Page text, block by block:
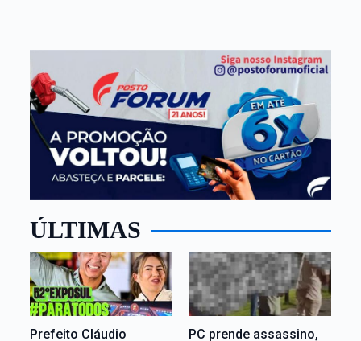
ÚLTIMAS
Prefeito Cláudio PC prende assassino,